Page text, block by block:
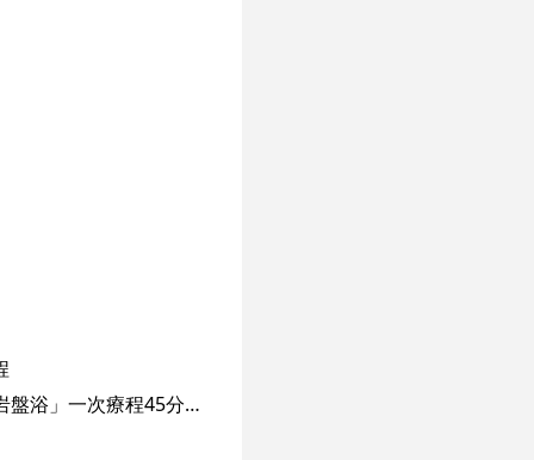
Noble Beauty Spa 貴族美容位於銅鑼灣，鄰近地鐵站，交通方便。最新引入日式「美人岩盤浴」一次療程45分鍾，便有美容，排毒，養生，瘦身等功效，適合一眾經常坐及小運動的客人。 本公司主打養生美容，有不同美容，養生，瘦身療程。歡迎到Noble Beauty Spa Facebook 瀏覽所有療程。